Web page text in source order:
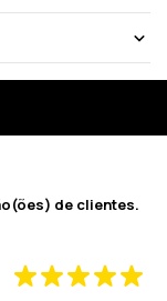
de clientes.